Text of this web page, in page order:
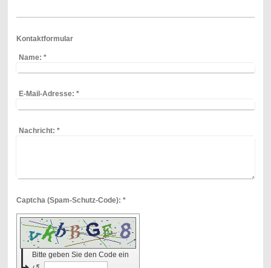
Kontaktformular
Name: *
E-Mail-Adresse: *
Nachricht: *
Captcha (Spam-Schutz-Code): *
Bitte geben Sie den Code ein